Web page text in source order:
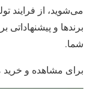
می‌شوید، از فرایند
برندها و پیشنهاداتی
شما.
برای مشاهده و